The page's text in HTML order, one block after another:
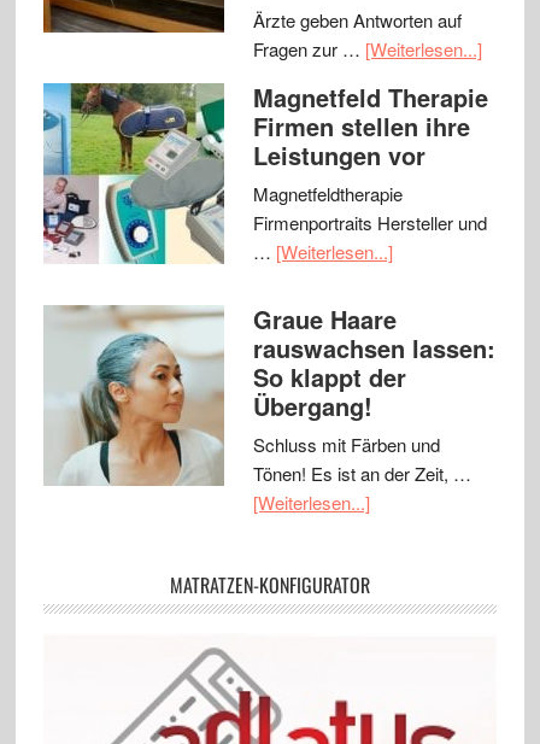
Ärzte geben Antworten auf
Fragen zur … [Weiterlesen...]
Magnetfeld Therapie
Firmen stellen ihre
Leistungen vor
Magnetfeldtherapie
Firmenportraits Hersteller und
… [Weiterlesen...]
Graue Haare
rauswachsen lassen:
So klappt der
Übergang!
Schluss mit Färben und
Tönen! Es ist an der Zeit, …
[Weiterlesen...]
MATRATZEN-KONFIGURATOR